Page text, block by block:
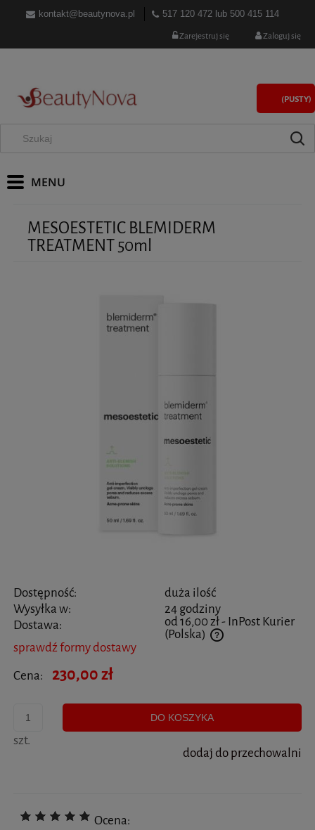
kontakt@beautynova.pl 517 120 472 lub 500 415 114
Zarejestruj się Zaloguj się
(PUSTY)
MESOESTETIC BLEMIDERM
TREATMENT 50ml
Dostępność:
duża ilość
Wysyłka w:
24 godziny
Dostawa:
od 16,00 zł- InPost Kurier
(Polska)
Cena nie zawiera ewentualnych kosztów płatności
sprawdź formy dostawy
Cena:
230,00 zł
szt.
DO KOSZYKA
dodaj do przechowalni
Ocena: